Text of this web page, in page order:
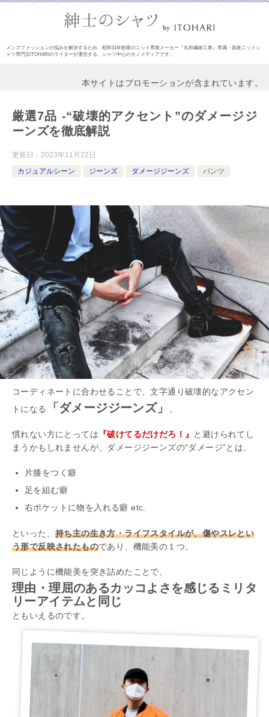
メンズファッションの悩みを解決するため、昭和31年創業のニット専業メーカー『丸和繊維工業』専属・国産ニットシ
ャツ専門店ITOHARIのライターが運営する、シャツ中心のモノメディアです。
本サイトはプロモーションが含まれています。
厳選7品 -“破壊的アクセント”のダメージジ
ーンズを徹底解説
更新日： 2023年11月22日
カジュアルシーン
ジーンズ ダメージジーンズ パンツ
コーディネートに合わせることで、文字通り破壊的なアクセン
トになる
「ダメージジーンズ」 。
慣れない方にとっては 『破けてるだけだろ！』 と避けられてし
まうかもしれませんが、ダメージジーンズの“ダメージ”とは、
片膝をつく癖
足を組む癖
右ポケットに物を入れる癖 etc.
といった、 持ち主の生き方・ライフスタイルが、傷やスレとい
う形で反映されたものであり、機能美の１つ。
同じように機能美を突き詰めたことで、
理由・理屈のあるカッコよさを感じるミリタ
リーアイテムと同じ
ともいえるのです。